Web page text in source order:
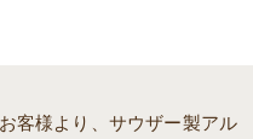
客様より、サウザー製アル